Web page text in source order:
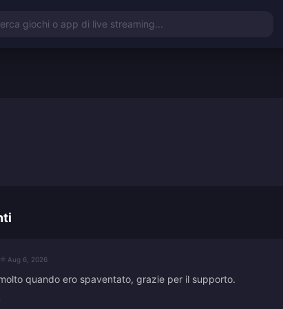
giochi o app di live streaming...
Aug 6, 2026
quando ero spaventato, grazie per il supporto.